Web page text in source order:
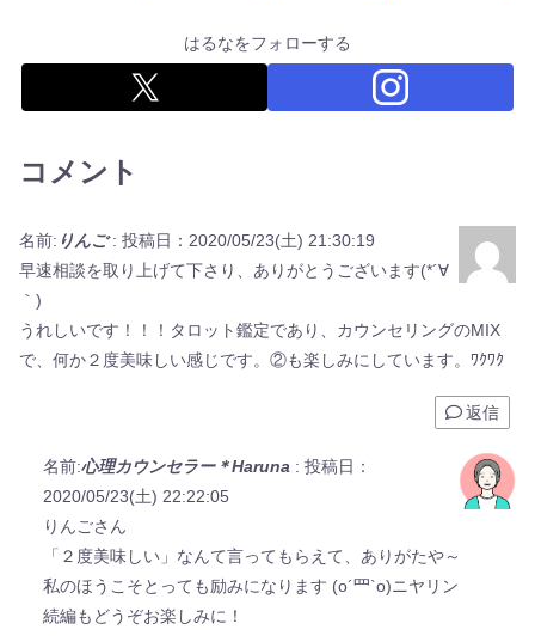
はるなをフォローする
コメント
名前: りんご: 投稿日：2020/05/23(土) 21:30:19
早速相談を取り上げて下さり、ありがとうございます(*´∀
｀)
うれしいです！！！タロット鑑定であり、カウンセリングのMIX
で、何か２度美味しい感じです。②も楽しみにしています。ﾜｸﾜｸ
返信
名前:心理カウンセラー＊Haruna : 投稿日：
2020/05/23(土) 22:22:05
りんごさん
「２度美味しい」なんて言ってもらえて、ありがたや～
私のほうこそとっても励みになります (o´罒`o)ニヤリン
続編もどうぞお楽しみに！